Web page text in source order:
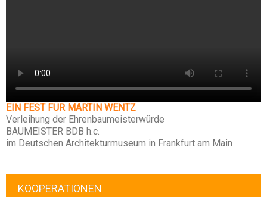
EIN FEST FÜR MARTIN WENTZ
Verleihung der Ehrenbaumeisterwürde
BAUMEISTER BDB h.c.
im Deutschen Architekturmuseum in Frankfurt am Main
KOOPERATIONEN